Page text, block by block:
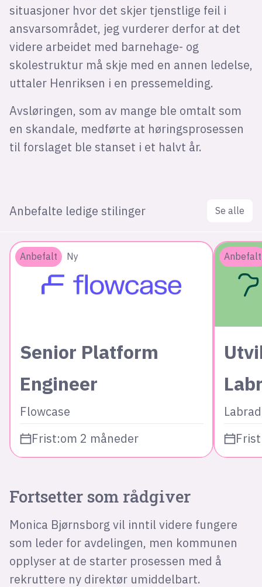
situasjoner hvor det skjer tjenstlige feil i
ansvarsområdet, jeg vurderer derfor at det
videre arbeidet med barnehage- og
skolestruktur må skje med en annen ledelse,
uttaler Henriksen i en pressemelding.
Avsløringen, som av mange ble omtalt som
en skandale, medførte at høringsprosessen
til forslaget ble stanset i et halvt år.
Anbefalte ledige stilinger Se alle
Anbefalt Ny
Senior Platform
Engineer
Flowcase
Frist:om 2 måneder
Anbefalt
Fortsetter som rådgiver
Monica Bjørnsborg vil inntil videre fungere
som leder for avdelingen, men kommunen
opplyser at de starter prosessen med å
rekruttere ny direktør umiddelbart.